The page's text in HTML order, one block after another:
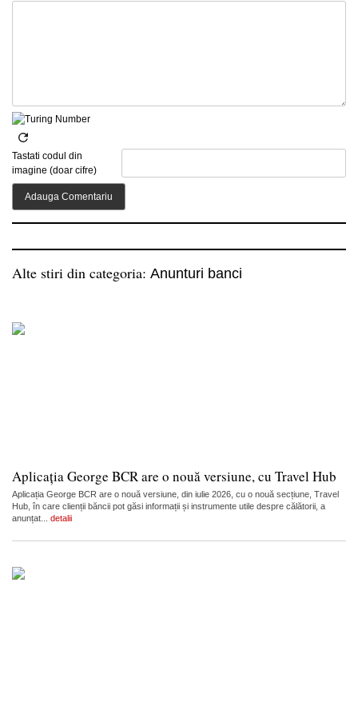
Tastati codul din
imagine (doar cifre)
Alte stiri din categoria: Anunturi banci
Aplicația George BCR are o nouă versiune, cu Travel Hub
Aplicația George BCR are o nouă versiune, din iulie 2026, cu o nouă secțiune, Travel
Hub, în care clienții băncii pot găsi informații și instrumente utile despre călătorii, a
anunțat... detalii